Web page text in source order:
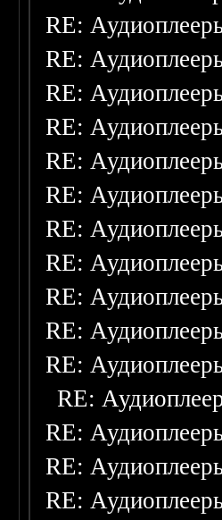
RE:
RE:
RE:
RE:
RE:
RE:
RE:
RE:
RE:
RE:
RE:
RE:
RE:
RE:
RE: